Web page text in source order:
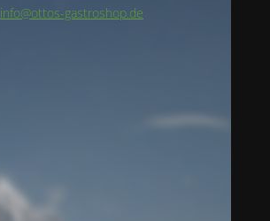
info@ottos-gastroshop.de